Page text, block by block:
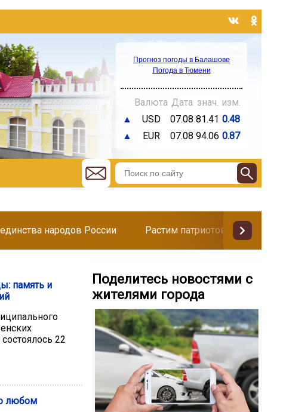
Прогноз погоды в Балашове
Погода в Тюмени
Валюта Дата знач. изм.
▲
USD 07.08 81.41 0.48
▲
EUR 07.08 94.06 0.87
народов России Растим патриотов
память и
22
любом
Поделитесь новостями с
жителями города